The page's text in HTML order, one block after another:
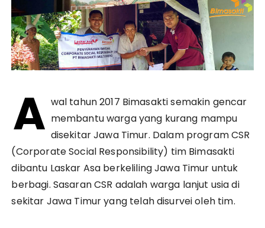
A wal tahun 2017 Bimasakti semakin gencar
membantu warga yang kurang mampu
disekitar Jawa Timur. Dalam program CSR
(Corporate Social Responsibility) tim Bimasakti
dibantu Laskar Asa berkeliling Jawa Timur untuk
berbagi. Sasaran CSR adalah warga lanjut usia di
sekitar Jawa Timur yang telah disurvei oleh tim.